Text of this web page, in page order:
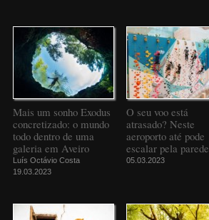
Mais um sonho Exodus
concretizado: o mundo
todo dentro de uma
galeria em Aveiro
Luís Octávio Costa
19.03.2023
O seu voo está
atrasado? Neste
aeroporto até pode
escalar pela parede
05.03.2023